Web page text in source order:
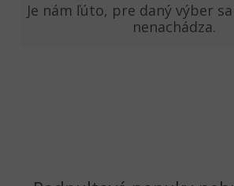
Je nám ľúto, pre daný výber
nenachádza.